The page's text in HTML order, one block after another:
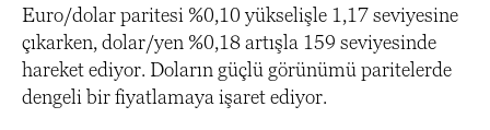
Euro/dolar paritesi %0,10 yükselişle 1,17 seviyesine
çıkarken, dolar/yen %0,18 artışla 159 seviyesinde
hareket ediyor. Doların güçlü görünümü paritelerde
dengeli bir fiyatlamaya işaret ediyor.